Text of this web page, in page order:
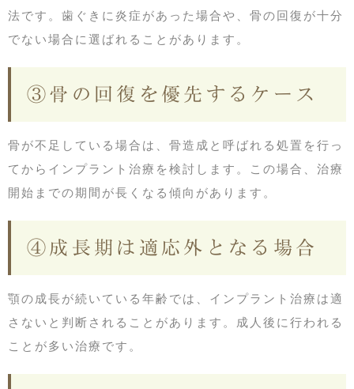
法です。歯ぐきに炎症があった場合や、骨の回復が十分
でない場合に選ばれることがあります。
③骨の回復を優先するケース
骨が不足している場合は、骨造成と呼ばれる処置を行っ
てからインプラント治療を検討します。この場合、治療
開始までの期間が長くなる傾向があります。
④成長期は適応外となる場合
顎の成長が続いている年齢では、インプラント治療は適
さないと判断されることがあります。成人後に行われる
ことが多い治療です。